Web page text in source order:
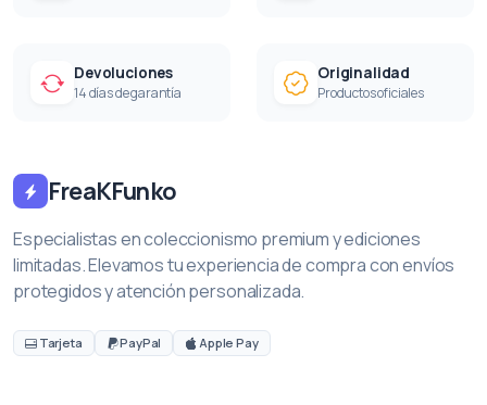
Devoluciones
14 días de garantía
Originalidad
Productos oficiales
FreaKFunko
Especialistas en coleccionismo premium y ediciones
limitadas. Elevamos tu experiencia de compra con envíos
protegidos y atención personalizada.
Tarjeta PayPal Apple Pay